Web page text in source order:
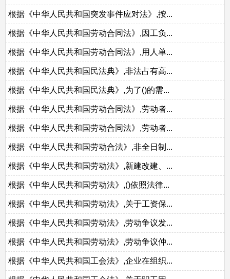
根据《中华人民共和国突发事件应对法》,按...
根据《中华人民共和国劳动合同法》,因工负...
根据《中华人民共和国劳动合同法》,用人单...
根据《中华人民共和国民法典》,非法占有高...
根据《中华人民共和国民法典》,为了()的需...
根据《中华人民共和国劳动合同法》,劳动者...
根据《中华人民共和国劳动合同法》,劳动者...
根据《中华人民共和国劳动合法》,非全日制...
根据《中华人民共和国劳动法》,新建改建、...
根据《中华人民共和国劳动法》,()依照法律...
根据《中华人民共和国劳动法》,关于工资保...
根据《中华人民共和国劳动法》,劳动争议发...
根据《中华人民共和国劳动法》,劳动争议仲...
根据《中华人民共和国工会法》,企业在组织...